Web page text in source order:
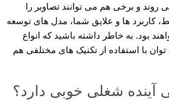
روند و برخی هم می توانند تصاویر را
کاربرد ها و علایق شما، مدل های توسعه
بود. به خاطر داشته باشید که انواع
با استفاده از تکنیک های مختلفی هم
آینده شغلی خوبی دارد؟